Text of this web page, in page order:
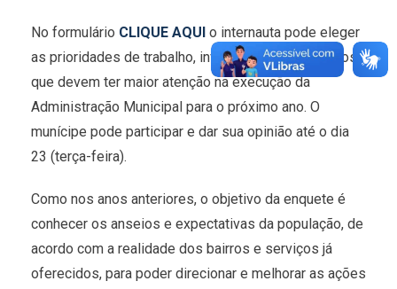
No formulário CLIQUE AQUI o internauta pode eleger
as prioridades de trabalho, investimentos e serviços
que devem ter maior atenção na execução da
Administração Municipal para o próximo ano. O
munícipe pode participar e dar sua opinião até o dia
23 (terça-feira).
Como nos anos anteriores, o objetivo da enquete é
conhecer os anseios e expectativas da população, de
acordo com a realidade dos bairros e serviços já
oferecidos, para poder direcionar e melhorar as ações